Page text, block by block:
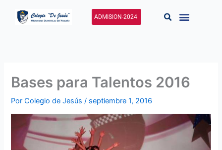
ADMISION-2024
Bases para Talentos 2016
PorColegio de Jesús/ septiembre 1, 2016